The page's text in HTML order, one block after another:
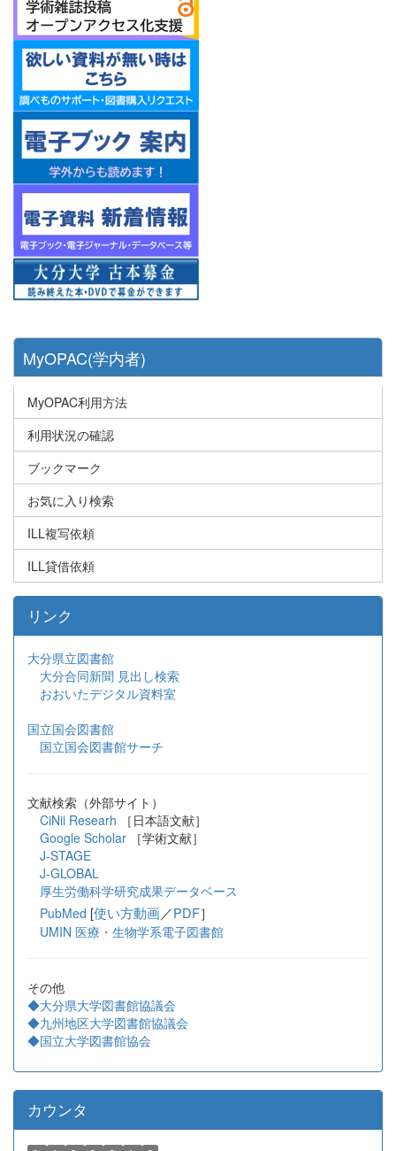
MyOPAC(学内者)
MyOPAC利用方法
利用状況の確認
ブックマーク
お気に入り検索
ILL複写依頼
ILL貸借依頼
リンク
大分県立図書館
大分合同新聞 見出し検索
おおいたデジタル資料室
国立国会図書館
国立国会図書館サーチ
文献検索（外部サイト）
CiNii Researh ［日本語文献］
Google Scholar
［学術文献］
J-STAGE
J-GLOBAL
厚生労働科学研究成果データベース
PubMed [使い方動画／PDF］
UMIN 医療・生物学系電子図書館
その他
◆大分県大学図書館協議会
◆九州地区大学図書館協議会
◆国立大学図書館協会
カウンタ